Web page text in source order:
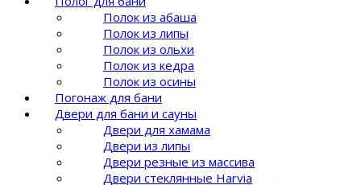
Полок из абаша
Полок из липы
Полок из ольхи
Полок из кедра
Полок из осины
Погонаж для бани
Двери для бани и сауны
Двери для хамама
Двери из липы
Двери резные из массива
Двери стеклянные Harvia